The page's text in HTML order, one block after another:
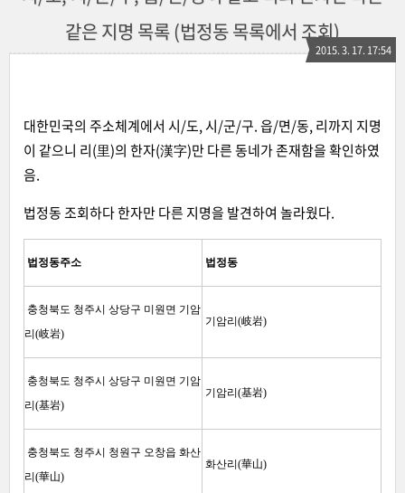
같은 지명 목록 (법정동 목록에서 조회)
2015. 3. 17. 17:54
대한민국의 주소체계에서 시/도, 시/군/구. 읍/면/동, 리까지 지명
이 같으니 리(里)의 한자(漢字)만 다른 동네가 존재함을 확인하였
음.
법정동 조회하다 한자만 다른 지명을 발견하여 놀라웠다.
법정동주소 법정동
충청북도 청주시 상당구 미원면 기암
리(岐岩)
기암리(岐岩)
충청북도 청주시 상당구 미원면 기암
리(基岩)
기암리(基岩)
충청북도 청주시 청원구 오창읍 화산
리(華山)
화산리(華山)